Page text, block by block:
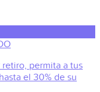
permita a tus
el 30% de su